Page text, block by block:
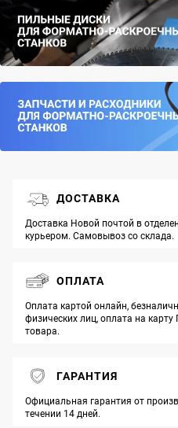
ДОСТАВКА
Доставка Новой почтой в
курьером. Самовывоз со склада.
ОПЛАТА
Оплата картой онлайн,
физических лиц, оплата на
товара.
ГАРАНТИЯ
Официальная гарантия от
течении 14 дней.